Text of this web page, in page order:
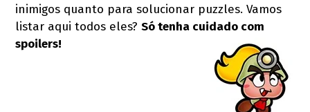
inimigos quanto para solucionar puzzles. Vamos
listar aqui todos eles?Só tenha cuidado com
spoilers!